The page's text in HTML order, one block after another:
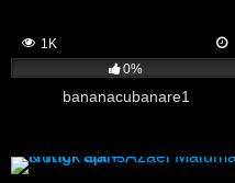
1K
0%
bananacubanare1